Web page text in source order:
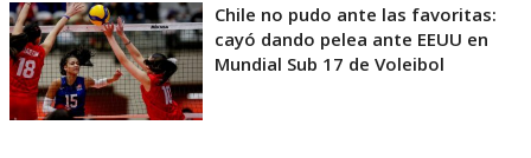
Chile no pudo ante las favoritas:
cayó dando pelea ante EEUU en
Mundial Sub 17 de Voleibol